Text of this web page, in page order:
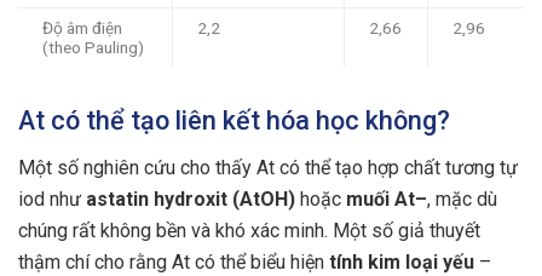
Độ âm điện
(theo Pauling)
2,2 2,66 2,96
At có thể tạo liên kết hóa học không?
Một số nghiên cứu cho thấy At có thể tạo hợp chất tương tự
iod như astatin hydroxit (AtOH) hoặc muối At–, mặc dù
chúng rất không bền và khó xác minh. Một số giả thuyết
thậm chí cho rằng At có thể biểu hiện tính kim loại yếu –